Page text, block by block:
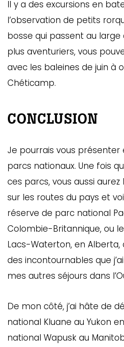
Il y a des excursions en
l’observation de petits
bosse qui passent au large
plus aventuriers, vous
avec les baleines de juin à
Chéticamp.
CONCLUSION
Je pourrais vous présenter
parcs nationaux. Une fois
ces parcs, vous aussi
sur les routes du pays et
réserve de parc national
Colombie-Britannique, ou
Lacs-Waterton, en Alberta,
des incontournables que
mes autres séjours dans
De mon côté, j’ai hâte de
national Kluane au Yukon
national Wapusk au